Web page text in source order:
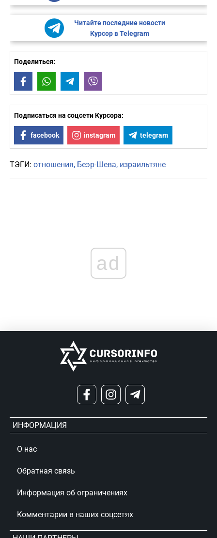
Читайте последние новости
Курсор в Telegram
Поделиться:
FacebookWhatsAppTelegram
Подписаться на соцсети Курсора:
facebook instagram telegram
ТЭГИ: отношения Беэр-Шева израильтяне
ad
ИНФОРМАЦИЯ
О нас
Обратная связь
Информация об ограничениях
Комментарии в наших соцсетях